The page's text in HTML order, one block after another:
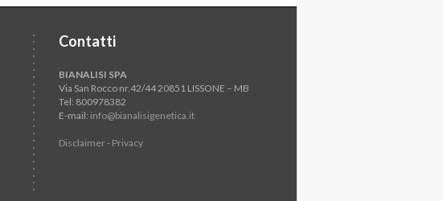
Contatti
BIANALISI SPA
Via San Rocco nr.42/44 20851 LISSONE – MB
Tel: 800978382
E-mail: info@bianalisigenetica.it
Disclaimer - Privacy